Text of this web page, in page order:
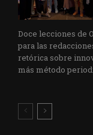
Doce lecciones de
para las
retórica sobre
más método